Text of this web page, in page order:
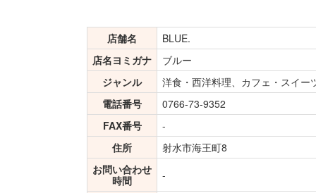
店舗名
BLUE.
店名ヨミガナ
ブルー
ジャンル
洋食・西洋料理、カフェ・スイ
電話番号
0766-73-9352
FAX番号
-
住所
射水市海王町8
お問い合わせ
時間
-